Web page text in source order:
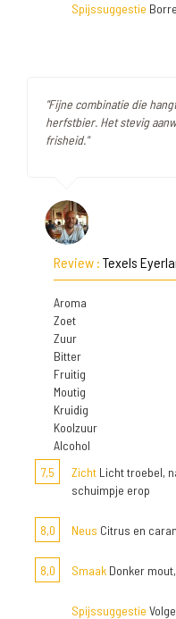
Spijssuggestie
"Fijne combinatie die
herfstbier. Het stevig
frisheid."
Review : Texels
Aroma
Zoet
Zuur
Bitter
Fruitig
Moutig
Kruidig
Koolzuur
Alcohol
7,5
Zicht Licht troebel,
schuimpje erop
8,0 Neus Citrus en
8,0 Smaak Donker
Spijssuggestie